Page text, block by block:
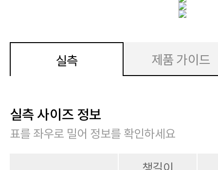
실측 제품 가이드
실측 사이즈 정보
표를 좌우로 밀어 정보를 확인하세요